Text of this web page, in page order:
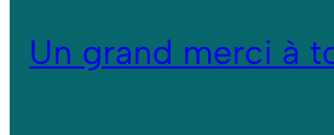
Un grand merci à